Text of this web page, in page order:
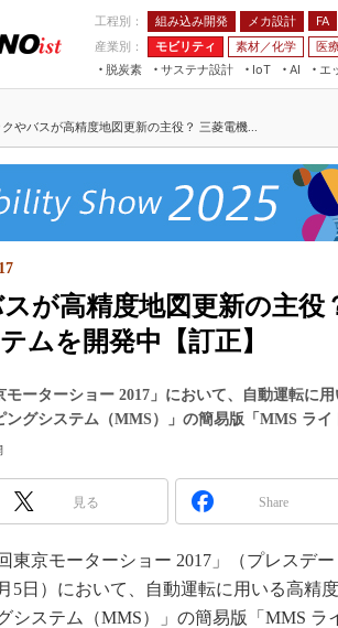
工程別： 組み込み開発 メカ設計 FA
産業別：
モビリティ 素材／化学 医
脱炭素
サステナ設計
IoT
つながる工場
つながるサービス
AI
AI×設備保全
Physical AI
エ
JIMTOF
組込み/エッジ コン
展＆IoT/5Gソリュー
IIFES
国際ロボット展
TECHNO-FRONTIER
人テク展
EdgeTech+
AUTOMOTIVE
5G
VR／AR
フィール
組み込み
車載ソフ
3Dプリンタ
S＆OP
製
FA
モ
クやバスが高精度地図更新の主役？ 三菱電機...
スが高精度地図更新の主役
ムを開発中【訂正】
モーターショー 2017」において、自動運転に
グシステム（MMS）」の簡易版「MMS ライ
見る Share
京モーターショー 2017」（プレスデー
5日）において、自動運転に用いる高精
システム（MMS）」の簡易版「MMS ラ